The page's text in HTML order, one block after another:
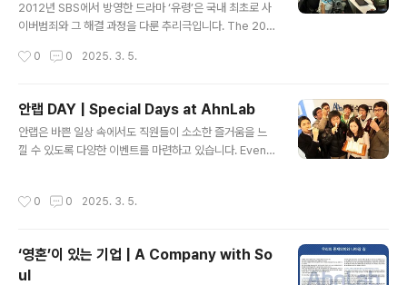
nd a blood drive. 안랩의 단체 사진은 단순한 기념 사진
이 아닙니다. 창립 초기부터 모든 직원이 한자리에 모여 사
2012년 SBS에서 방영한 드라마 ‘유령’은 국내 최초로 사
이버범죄와 그 해결 과정을 다룬 추리극입니다. The 201
series to focus on cybercrime. 극 중 사이버수사대
청자에게 다소 낯설게 느껴질 수 있는데요. 이를 보다 사실
적이고 쉽게 전달하기 위해 안랩의 보안 전문가들이 자문
을 제공했습니다. The scenes in the drama, where t
0 0 2025. 3. 5.
안랩 DAY | Special Days at AhnLab
안랩은 바쁜 일상 속에서도 직원들이 소소한 즐거움을 느
낄 수 있도록 다양한 이벤트를 마련하고 있습니다. Even a
arious fun events. 가래떡데이의 원조는 우리! We’re t
었다는 사실, 알고 계셨나요? Did you know that the tr
adition of sharing garaetteok (Korean rice cake
0 0 2025. 3. 5.
‘영혼’이 있는 기업 | A Company with So
ul